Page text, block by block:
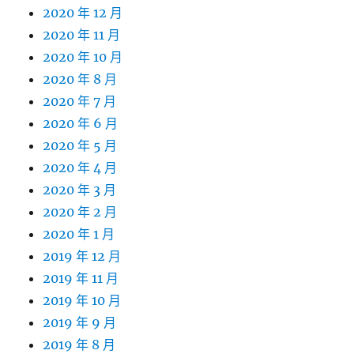
2020 年 12 月
2020 年 11 月
2020 年 10 月
2020 年 8 月
2020 年 7 月
2020 年 6 月
2020 年 5 月
2020 年 4 月
2020 年 3 月
2020 年 2 月
2020 年 1 月
2019 年 12 月
2019 年 11 月
2019 年 10 月
2019 年 9 月
2019 年 8 月